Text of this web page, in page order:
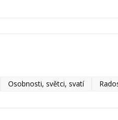
Osobnosti, světci, svatí